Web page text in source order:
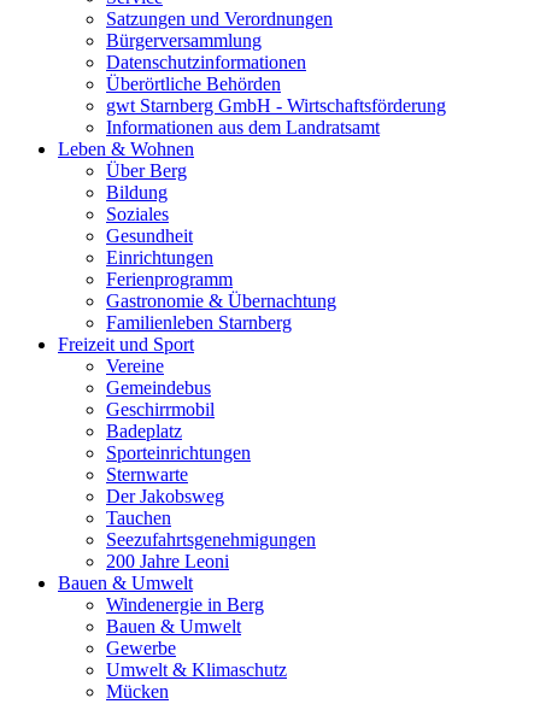
Satzungen und Verordnungen
Bürgerversammlung
Datenschutzinformationen
Überörtliche Behörden
gwt Starnberg GmbH - Wirtschaftsförderung
Informationen aus dem Landratsamt
Leben & Wohnen
Über Berg
Bildung
Soziales
Gesundheit
Einrichtungen
Ferienprogramm
Gastronomie & Übernachtung
Familienleben Starnberg
Freizeit und Sport
Vereine
Gemeindebus
Geschirrmobil
Badeplatz
Sporteinrichtungen
Sternwarte
Der Jakobsweg
Tauchen
Seezufahrtsgenehmigungen
200 Jahre Leoni
Bauen & Umwelt
Windenergie in Berg
Bauen & Umwelt
Gewerbe
Umwelt & Klimaschutz
Mücken